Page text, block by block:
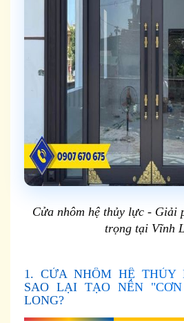
Cửa nhôm hệ thủy lực - Giải
trọng tại Vĩnh
1. CỬA NHÔM HỆ
SAO LẠI TẠO NÊN
LONG?